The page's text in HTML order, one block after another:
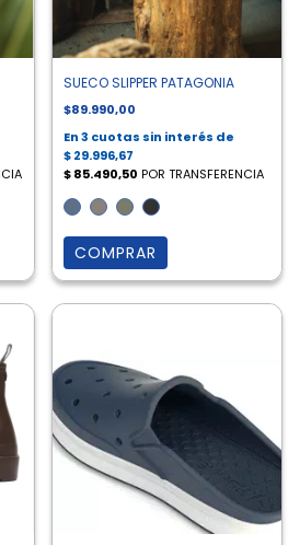
SUECO SLIPPER PATAGONIA
$89.990,00
COMPRAR